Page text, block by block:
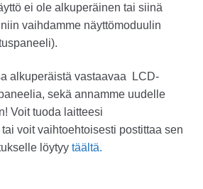
ei ole alkuperäinen tai siinä
vaihdamme näyttömoduulin
alkuperäistä vastaavaa LCD-
sekä annamme uudelle
Voit tuoda laitteesi
voit vaihtoehtoisesti postittaa sen
löytyy täältä.